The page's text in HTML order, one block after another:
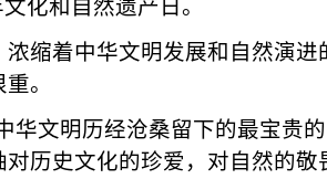
化和自然遗产日。
浓缩着中华文明发展和自然演
。
华文明历经沧桑留下的最宝贵
历史文化的珍爱，对自然的敬